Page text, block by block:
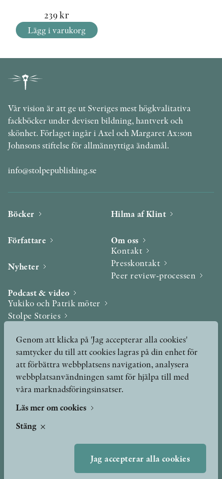
239kr
Lägg i varukorg
Vår vision är att ge ut Sveriges mest högkvalitativa
fackböcker under devisen bildning, hantverk och
skönhet. Förlaget ingår i Axel och Margaret Ax:son
Johnsons stiftelse för allmännyttiga ändamål.
info@stolpepublishing.se
Böcker
Författare
Nyheter
Podcast & video
Yukiko och Patrik möter
Stolpe Stories
Utmärkelser & Format
Utmärkelser
Övriga format
Hilma af Klint
Om oss
Kontakt
Presskontakt
Peer review-processen
Genom att klicka på 'Jag accepterar alla cookies'
samtycker du till att cookies lagras på din enhet för
att förbättra webbplatsens navigation, analysera
webbplatsanvändningen samt för hjälpa till med
våra marknadsföringsinsatser.
Läs mer om cookies
Stäng
Jag accepterar alla cookies